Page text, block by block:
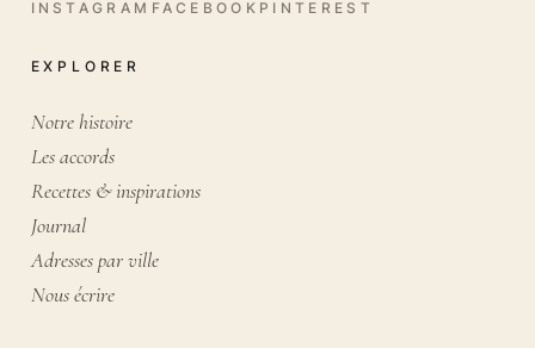
EXPLORER
Notre histoire
Les accords
Recettes & inspirations
Journal
Adresses par ville
Nous écrire